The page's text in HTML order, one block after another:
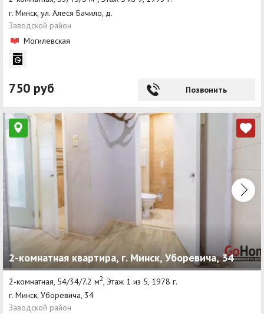
г. Минск, ул. Алеся Бачило, д.
Заводской район
Могилевская
750 руб Позвонить
2-комнатная квартира, г. Минск, Уборевича, 34
2-комнатная, 54/34/7.2 м2 , Этаж 1 из 5, 1978 г.
г. Минск, Уборевича, 34
Заводской район